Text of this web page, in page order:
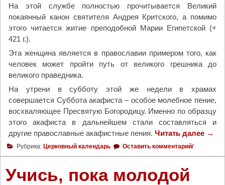
На этой службе полностью прочитывается Великий
покаянный канон святителя Андрея Критского, а помимо
этого читается житие преподобной Марии Египетской (+
421 г.).
Эта женщина является в православии примером того, как
человек может пройти путь от великого грешника до
великого праведника.
На утрени в субботу этой же недели в храмах
совершается Суббота акафиста – особое молебное пение,
восхваляющее Пресвятую Богородицу. Именно по образцу
этого акафиста в дальнейшем стали составляться и
другие православные акафистные пения. Читать далее "
3
→
Рубрика: Церковный календарь Оставить комментарий/
Учись, пока молодой